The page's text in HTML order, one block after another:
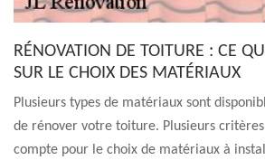
RÉNOVATION DE TOITURE : CE
SUR LE CHOIX DES MATÉRIAUX
Plusieurs types de matériaux sont
de rénover votre toiture. Plusieurs
compte pour le choix de matériaux à